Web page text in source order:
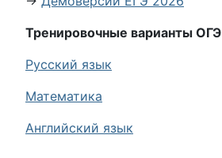
Тренировочные варианты ОГЭ
Русский язык
Математика
Английский язык